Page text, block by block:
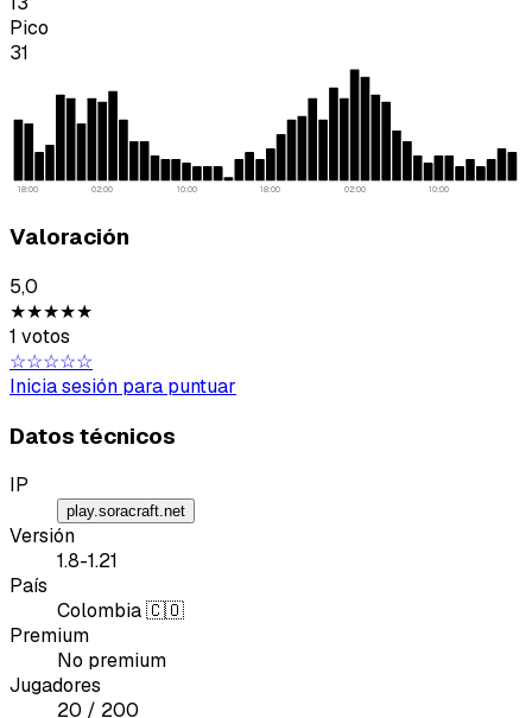
Pico
31
18:00 02:00 10:00 18:00 02:00 10:00
Valoración
5,0
★★★★★
1 votos
☆☆☆☆☆
Inicia sesión para puntuar
Datos técnicos
IP
play.soracraft.net
Versión
1.8-1.21
País
Colombia 🇨🇴
Premium
No premium
Jugadores
20 / 200